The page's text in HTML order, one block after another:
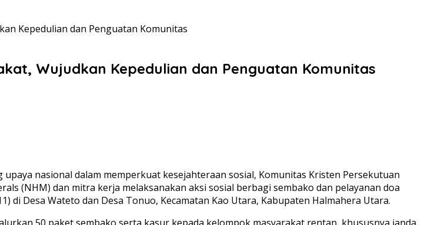
Kepedulian dan Penguatan Komunitas
Wujudkan Kepedulian dan Penguatan Komunitas
nasional dalam memperkuat kesejahteraan sosial, Komunitas Kristen Persekutuan
(NHM) dan mitra kerja melaksanakan aksi sosial berbagi sembako dan pelayanan doa
Desa Wateto dan Desa Tonuo, Kecamatan Kao Utara, Kabupaten Halmahera Utara.